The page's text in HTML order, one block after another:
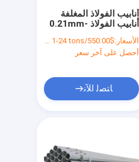
أنابيب الفولاذ المغلفة
أنابيب الفولاذ 0.21mm-
الجاهزة
الأسعار:$550.00/tons 1-24 tons
أحصل على آخر سعر
ﺎﺘﺼﻟ ﺍﻶﻧ